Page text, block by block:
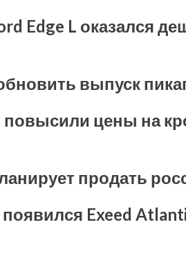
Edge L оказался
выпуск
цены на
продать
Exeed